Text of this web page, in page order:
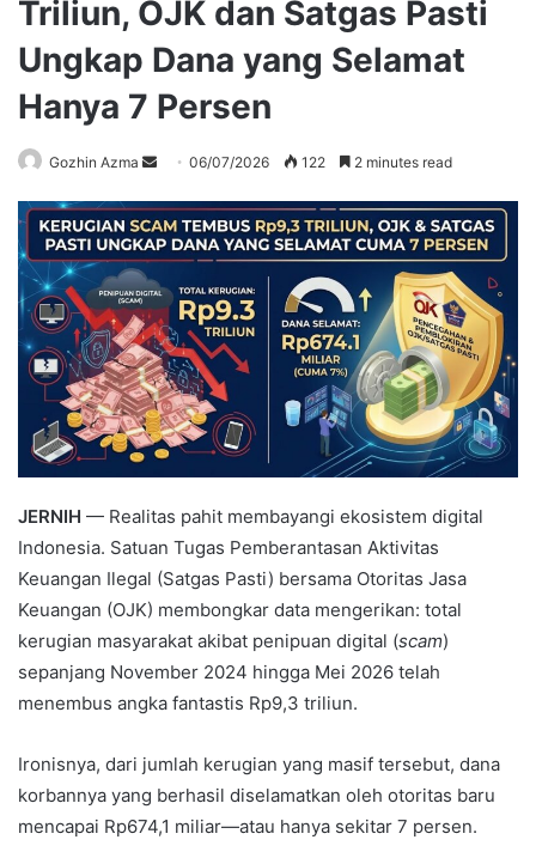
Triliun, OJK dan Satgas Pasti
Ungkap Dana yang Selamat
Hanya 7 Persen
Gozhin Azma
Send
email
06/07/2026 122 2 minutes read
JERNIH — Realitas pahit membayangi ekosistem digital
Indonesia. Satuan Tugas Pemberantasan Aktivitas
Keuangan Ilegal (Satgas Pasti) bersama Otoritas Jasa
Keuangan (OJK) membongkar data mengerikan: total
kerugian masyarakat akibat penipuan digital (scam)
sepanjang November 2024 hingga Mei 2026 telah
menembus angka fantastis Rp9,3 triliun.
Ironisnya, dari jumlah kerugian yang masif tersebut, dana
korbannya yang berhasil diselamatkan oleh otoritas baru
mencapai Rp674,1 miliar—atau hanya sekitar 7 persen.